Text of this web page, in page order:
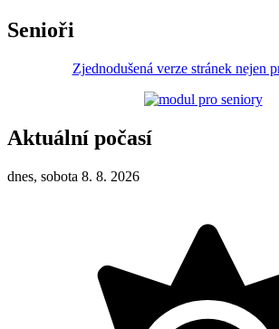
Senioři
Zjednodušená verze stránek nejen
Aktuální počasí
dnes, sobota 8. 8. 2026